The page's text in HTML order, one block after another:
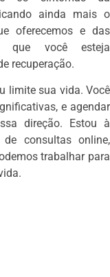
ainda mais o
oferecemos e das
que você esteja
recuperação.
limite sua vida. Você
e agendar
direção. Estou à
consultas online,
trabalhar para